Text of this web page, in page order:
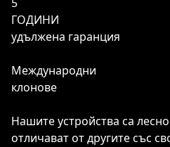
5
ГОДИНИ
удължена гаранция
Международни
клонове
Нашите устройства са
отличават от другите със